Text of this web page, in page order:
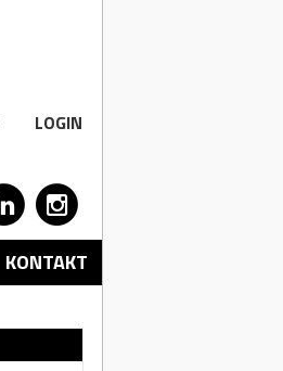
LOGIN
KONTAKT